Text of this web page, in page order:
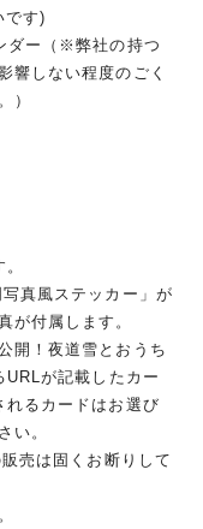
です)
ダー（※弊社の持つ
響しない程度のごく
）
真風ステッカー」が
が付属します。
開！夜道雪とおうち
が記載したカー
れるカードはお選び
い。
売は固くお断りして